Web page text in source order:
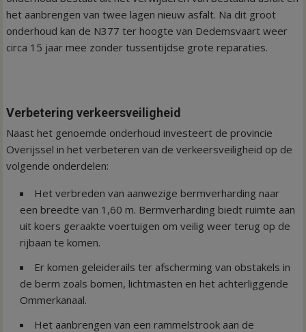
het aanbrengen van twee lagen nieuw asfalt. Na dit groot
onderhoud kan de N377 ter hoogte van Dedemsvaart weer
circa 15 jaar mee zonder tussentijdse grote reparaties.
Verbetering verkeersveiligheid
Naast het genoemde onderhoud investeert de provincie
Overijssel in het verbeteren van de verkeersveiligheid op de
volgende onderdelen:
Het verbreden van aanwezige bermverharding naar
een breedte van 1,60 m. Bermverharding biedt ruimte aan
uit koers geraakte voertuigen om veilig weer terug op de
rijbaan te komen.
Er komen geleiderails ter afscherming van obstakels in
de berm zoals bomen, lichtmasten en het achterliggende
Ommerkanaal.
Het aanbrengen van een rammelstrook aan de